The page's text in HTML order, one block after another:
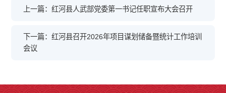
上一篇：红河县人武部党委第一书记任职宣布大会召开
下一篇：红河县召开2026年项目谋划储备暨统计工作培训
会议